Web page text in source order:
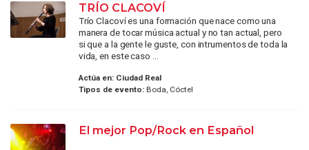
TRÍO CLACOVÍ
Trío Clacoví es una formación que nace como una
manera de tocar música actual y no tan actual, pero
si que a la gente le guste, con intrumentos de toda la
vida, en este caso ...
Actúa en: Ciudad Real
Tipos de evento:Boda, Cóctel
El mejor Pop/Rock en Español